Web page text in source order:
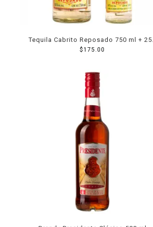
Tequila Cabrito Reposado 750 ml + 250
ml
$175.00